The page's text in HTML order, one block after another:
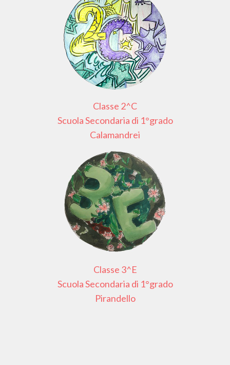
Classe 2^C
Scuola Secondaria di 1°grado
Calamandrei
Classe 3^E
Scuola Secondaria di 1°grado
Pirandello